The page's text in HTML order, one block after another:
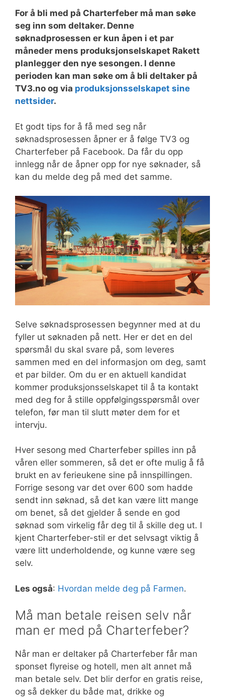
For å bli med på Charterfeber må man søke
seg inn som deltaker. Denne
søknadprosessen er kun åpen i et par
måneder mens produksjonselskapet Rakett
planlegger den nye sesongen. I denne
perioden kan man søke om å bli deltaker på
TV3.no og via produksjonsselskapet sine
nettsider.
Et godt tips for å få med seg når
søknadsprosessen åpner er å følge TV3 og
Charterfeber på Facebook. Da får du opp
innlegg når de åpner opp for nye søknader, så
kan du melde deg på med det samme.
Selve søknadsprosessen begynner med at du
fyller ut søknaden på nett. Her er det en del
spørsmål du skal svare på, som leveres
sammen med en del informasjon om deg, samt
et par bilder. Om du er en aktuell kandidat
kommer produksjonsselskapet til å ta kontakt
med deg for å stille oppfølgingsspørsmål over
telefon, før man til slutt møter dem for et
intervju.
Hver sesong med Charterfeber spilles inn på
våren eller sommeren, så det er ofte mulig å få
brukt en av ferieukene sine på innspillingen.
Forrige sesong var det over 600 som hadde
sendt inn søknad, så det kan være litt mange
om benet, så det gjelder å sende en god
søknad som virkelig får deg til å skille deg ut. I
kjent Charterfeber-stil er det selvsagt viktig å
være litt underholdende, og kunne være seg
selv.
Les også: Hvordan melde deg på Farmen.
Må man betale reisen selv når
man er med på Charterfeber?
Når man er deltaker på Charterfeber får man
sponset flyreise og hotell, men alt annet må
man betale selv. Det blir derfor en gratis reise,
og så dekker du både mat, drikke og